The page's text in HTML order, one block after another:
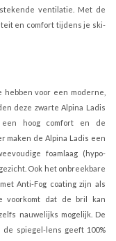
ventilatie. Met de
en comfort tijdens je ski-
voor een moderne,
deze zwarte Alpina Ladis
een hoog comfort en de
maken de Alpina Ladis een
foamlaag (hypo-
Ook het onbreekbare
Anti-Fog coating zijn als
voorkomt dat de bril kan
nauwelijks mogelijk. De
spiegel-lens geeft 100%